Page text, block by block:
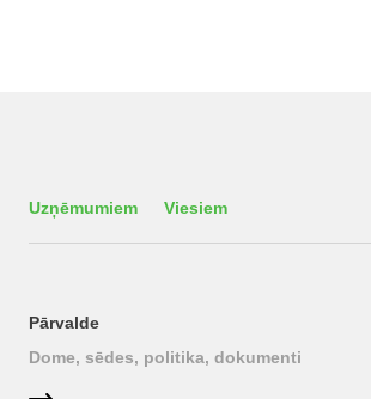
Uzņēmumiem Viesiem
Pārvalde
Dome, sēdes, politika, dokumenti